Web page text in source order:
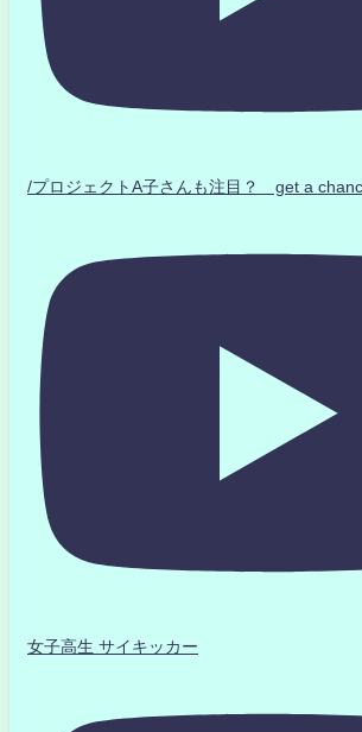
/プロジェクトA子さんも注目？ get a
女子高生 サイキッカー